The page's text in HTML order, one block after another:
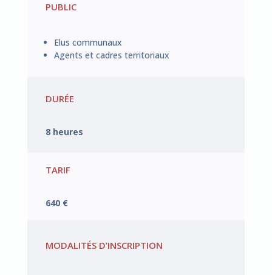
PUBLIC
Elus communaux
Agents et cadres territoriaux
DURÉE
8 heures
TARIF
640 €
MODALITÉS D’INSCRIPTION